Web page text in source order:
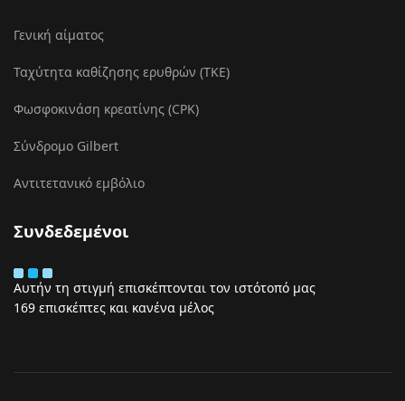
Γενική αίματος
Ταχύτητα καθίζησης ερυθρών (ΤΚΕ)
Φωσφοκινάση κρεατίνης (CPK)
Σύνδρομο Gilbert
Αντιτετανικό εμβόλιο
Συνδεδεμένοι
Αυτήν τη στιγμή επισκέπτονται τον ιστότοπό μας
169 επισκέπτες και κανένα μέλος